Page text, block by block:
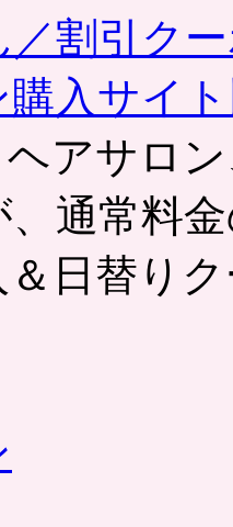
割引ク
入サイ
アサロ
通常料
日替り